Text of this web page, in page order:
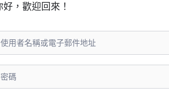
好，歡迎回來！